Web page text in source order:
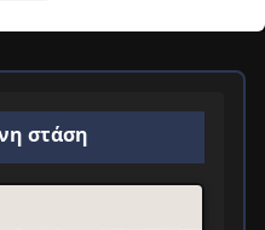
στάση